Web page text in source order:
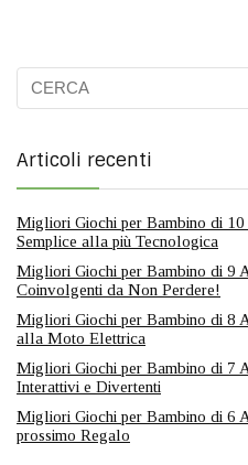
Articoli recenti
Migliori Giochi per Bambino di
Semplice alla più Tecnologica
Migliori Giochi per Bambino di 9
Coinvolgenti da Non Perdere!
Migliori Giochi per Bambino di 8
alla Moto Elettrica
Migliori Giochi per Bambino di 7
Interattivi e Divertenti
Migliori Giochi per Bambino di 6
prossimo Regalo